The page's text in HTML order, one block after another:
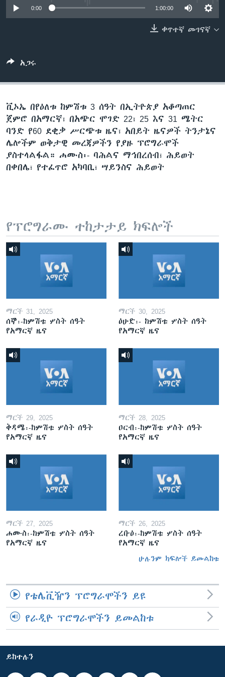
0:00 1:00:00
ቀጥተኛ መገናኛ
አጋሩ
ቪኦኤ በየዕለቱ ከምሽቱ 3 ሰዓት በኢትዮጵያ አቆጣጠር
ጀምሮ በአማርኛ፣ በአጭር ሞገድ 22፣ 25 እና 31 ሜትር
ባንድ የ60 ደቂቃ ሥርጭቱ ዜና፣ አበይት ዜናዎች ትንታኔና
ሌሎችም ወቅታዊ መረጃዎችን የያዙ ፕሮግራሞች
ያስተላልፋል። ሐሙስ፡- ባሕልና ማኅበረሰብ፣ ሕይወት
በቀበሌ፣ የተፈጥሮ አካባቢ፣ ሣይንስና ሕይወት
የፕሮግራሙ ተከታታይ ክፍሎች
ማርች 31, 2025
ሰኞ፡-ከምሽቱ ሦስት ሰዓት
የአማርኛ ዜና
ማርች 30, 2025
ዕሁድ፡- ከምሽቱ ሦስት ሰዓት
የአማርኛ ዜና
ማርች 29, 2025
ቅዳሜ፡-ከምሽቱ ሦስት ሰዓት
የአማርኛ ዜና
ማርች 28, 2025
ዐርብ፡-ከምሽቱ ሦስት ሰዓት
የአማርኛ ዜና
ማርች 27, 2025
ሐሙስ፡-ከምሽቱ ሦስት ሰዓት
የአማርኛ ዜና
ማርች 26, 2025
ረቡዕ፡-ከምሽቱ ሦስት ሰዓት
የአማርኛ ዜና
ሁሉንም ክፍሎች ይመልከቱ
የቴሌቪዥን ፕሮግራሞችን ይዩ
የራዲዮ ፕሮግራሞችን ይመልከቱ
ይከተሉን